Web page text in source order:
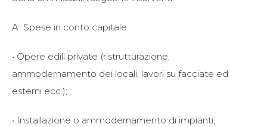
A. Spese in conto capitale:
• Opere edili private (ristrutturazione,
ammodernamento dei locali, lavori su facciate ed
esterni ecc.);
• Installazione o ammodernamento di impianti;